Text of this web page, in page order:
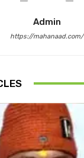
Admin
https://mahanaad.com/